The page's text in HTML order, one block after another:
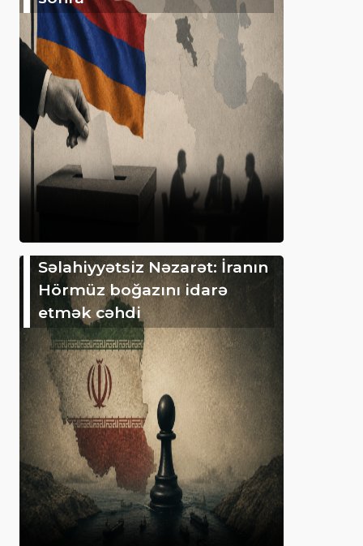
Səlahiyyətsiz Nəzarət: İranın
Hörmüz boğazını idarə
etmək cəhdi